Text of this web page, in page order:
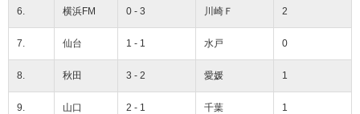
6. 横浜FM 0 - 3 川崎Ｆ 2
7. 仙台 1 - 1 水戸 0
8. 秋田 3 - 2 愛媛 1
9. 山口 2 - 1 千葉 1